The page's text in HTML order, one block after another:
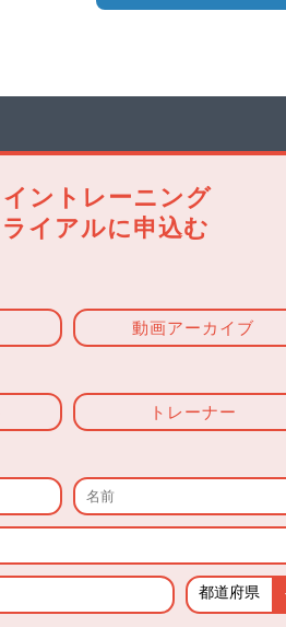
Module4
端子の接続
接続部品
証トレーナー(CIT)資格の新規取得、既
せん。610Eや610Dで取得された方も
ング+試験、試験のみの選択が可能で
証番号が必要となります。
の方は、下記カリキュラムをご参照くだ
をみる
ントレーニング
イアルに申込む
動画アーカイブ
トレーナー